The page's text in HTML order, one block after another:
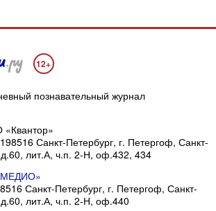
12+
познавательный журнал
Санкт-Петербург, г. Петергоф, Санкт-
д.60, лит.А, ч.п. 2-Н, оф.432, 434
Санкт-Петербург, г. Петергоф, Санкт-
д.60, лит.А, ч.п. 2-Н, оф.440